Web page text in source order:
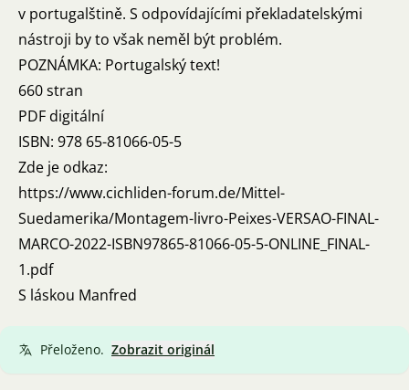
v portugalštině. S odpovídajícími překladatelskými
nástroji by to však neměl být problém.
POZNÁMKA: Portugalský text!
660 stran
PDF digitální
ISBN: 978 65-81066-05-5
Zde je odkaz:
https://www.cichliden-forum.de/Mittel-
Suedamerika/Montagem-livro-Peixes-VERSAO-FINAL-
MARCO-2022-ISBN97865-81066-05-5-ONLINE_FINAL-
1.pdf
S láskou Manfred
Přeloženo. Zobrazit originál